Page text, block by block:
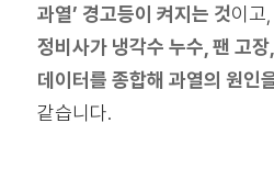
과열’ 경고등이 켜지는 것이고,
정비사가 냉각수 누수, 팬 고
데이터를 종합해 과열의 원인
같습니다.